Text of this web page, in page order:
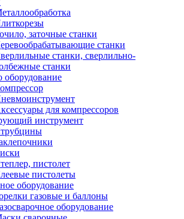
заточные станки
станки
станки, сверлильно-
станки
оборудование
для компрессоров
инструмент
пистолет
пистолеты
оборудование
газовые и баллоны
оборудование